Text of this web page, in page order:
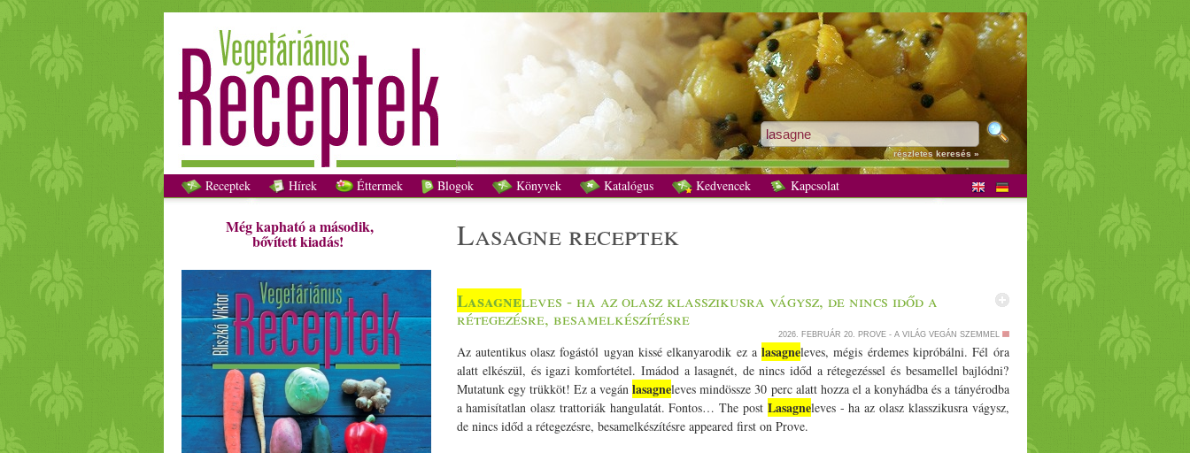
lasagne receptek - Vegetáriánus receptek
részletes keresés »
Receptek Hírek Éttermek Blogok Könyvek Katalógus Kedvencek Kapcsolat
Még kapható a második,
bővített kiadás! lasagne receptek
Lasagneleves - ha az olasz klasszikusra vágysz, de nincs időd a
rétegezésre, besamelkészítésre
2026. FEBRUÁR 20. PROVE - A VILÁG VEGÁN SZEMMEL
Az autentikus olasz fogástól ugyan kissé elkanyarodik ez alasagneleves, mégis érdemes kipróbálni. Fél óra
alatt elkészül, és igazi komfortétel. Imádod a lasagnét, de nincs időd a rétegezéssel és besamellel bajlódni?
Mutatunk egy trükköt! Ez a vegánlasagneleves mindössze 30 perc alatt hozza el a konyhádba és a tányérodba
a hamisítatlan olasz trattoriák hangulatát. Fontos… The post Lasagneleves - ha az olasz klasszikusra vágysz,
de nincs időd a rétegezésre, besamelkészítésre appeared first on Prove.